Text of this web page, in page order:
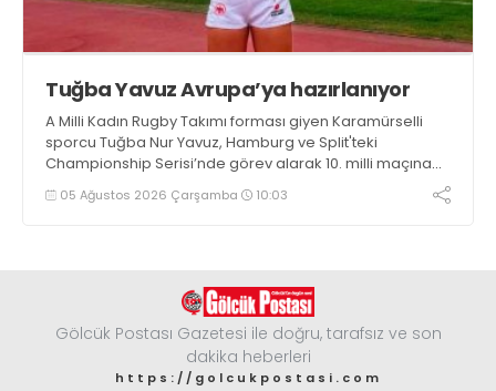
Tuğba Yavuz Avrupa’ya hazırlanıyor
A Milli Kadın Rugby Takımı forması giyen Karamürselli
sporcu Tuğba Nur Yavuz, Hamburg ve Split'teki
Championship Serisi’nde görev alarak 10. milli maçına
çıkma eşiğini geride bıraktı
05 Ağustos 2026 Çarşamba 10:03
Gölcük Postası Gazetesi ile doğru, tarafsız ve son
dakika heberleri
https://golcukpostasi.com